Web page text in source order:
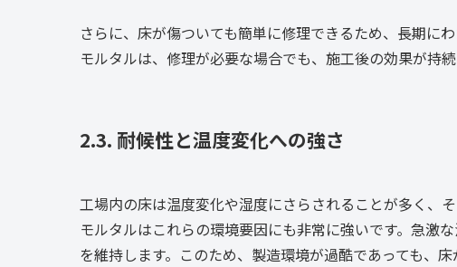
さらに、床が傷ついても簡単に修理できるため、長期に
モルタルは、修理が必要な場合でも、施工後の効果が持
2.3. 耐候性と温度変化への強さ
工場内の床は温度変化や湿度にさらされることが多く、
モルタルはこれらの環境要因にも非常に強いです。急激
を維持します。このため、製造環境が過酷であっても、